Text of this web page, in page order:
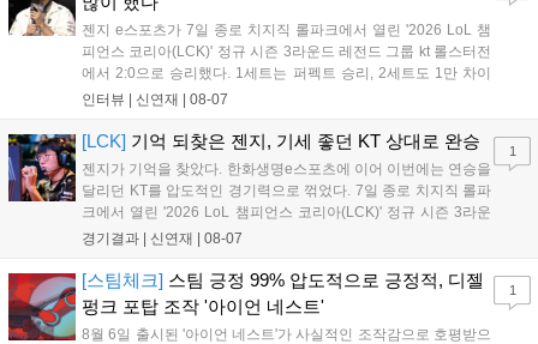
템 구축을 통해 신성장 동력을 확보할 방침이다....
젠지 e스포츠가 7일 종로 치지직 롤파크에서 열린 '2026 LoL 챔
피언스 코리아(LCK)' 정규 시즌 3라운드 레전드 그룹 kt 롤스터전
에서 2:0으로 승리했다. 1세트는 퍼펙트 승리, 2세트도 1만 차이
를 벌리며 25분 만에 승리하면서 말 그대로 압도적인 경기력을 선
하며 POM에 선정됐...
인터뷰 | 신연재 | 08-07
[LCK] 기억 되찾은 젠지, 기세 좋던 KT 상대로 완승
젠지가 기억을 찾았다. 한화생명e스포츠에 이어 이번에는 연승을
달리던 KT를 압도적인 경기력으로 꺾었다. 7일 종로 치지직 롤파
크에서 열린 '2026 LoL 챔피언스 코리아(LCK)' 정규 시즌 3라운
드 레전드 그룹, kt 롤스터와 젠지 e스포츠의 대결에서 젠지가 압
기억을 되찾기라도 한 듯 1,...
경기결과 | 신연재 | 08-07
1
[스팀체크] 스팀 긍정 99% 압도적으로 긍정적, 디젤
펑크 포탑 조작 '아이언 네스트'
8월 6일 출시된 '아이언 네스트'가 사실적인 조작감으로 호평받으
1